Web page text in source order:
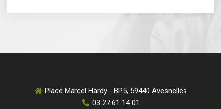
Place Marcel Hardy - BP5, 59440 Avesnelles
03 27 61 14 01